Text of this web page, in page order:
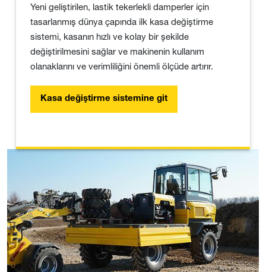
Yeni geliştirilen, lastik tekerlekli damperler için
tasarlanmış dünya çapında ilk kasa değiştirme
sistemi, kasanın hızlı ve kolay bir şekilde
değiştirilmesini sağlar ve makinenin kullanım
olanaklarını ve verimliliğini önemli ölçüde artırır.
Kasa değiştirme sistemine git